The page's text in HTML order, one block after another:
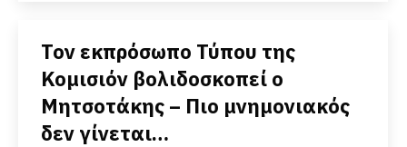
Τον εκπρόσωπο Τύπου της
Κομισιόν βολιδοσκοπεί ο
Μητσοτάκης – Πιο μνημονιακός
δεν γίνεται…